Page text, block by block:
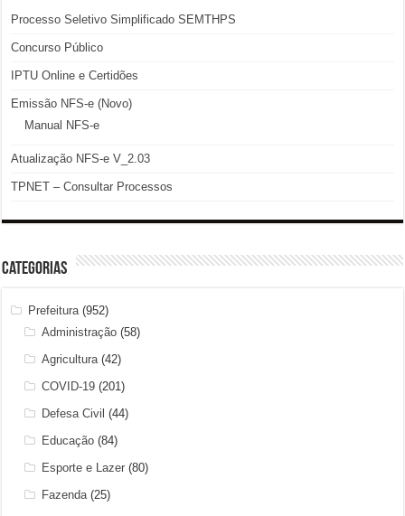
Processo Seletivo Simplificado SEMTHPS
Concurso Público
IPTU Online e Certidões
Emissão NFS-e (Novo)
Manual NFS-e
Atualização NFS-e V_2.03
TPNET – Consultar Processos
Categorias
Prefeitura (952)
Administração (58)
Agricultura (42)
COVID-19 (201)
Defesa Civil (44)
Educação (84)
Esporte e Lazer (80)
Fazenda (25)